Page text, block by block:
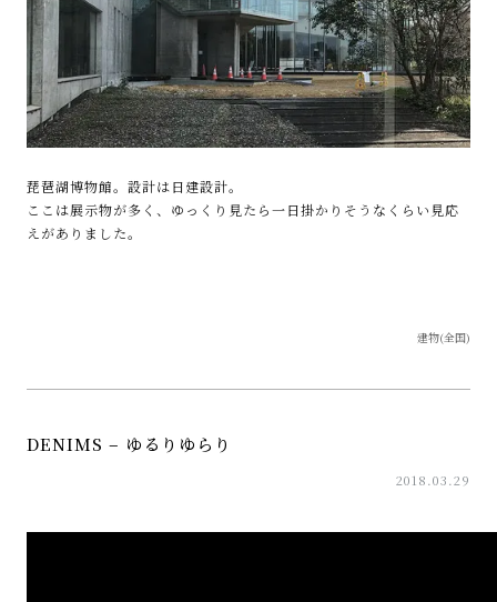
琵琶湖博物館。設計は日建設計。
ここは展示物が多く、ゆっくり見たら一日掛かりそうなくらい見応
えがありました。
建物(全国)
DENIMS – ゆるりゆらり
2018.03.29